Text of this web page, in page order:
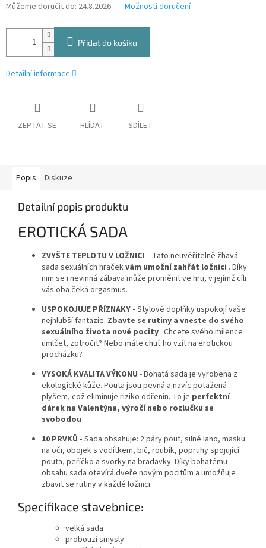
Můžeme doručit do: 24.8.2026 Možnosti doručení
Přidat do košíku
Detailní informace
ZEPTAT SE HLÍDAT SDÍLET
Popis Diskuze
Detailní popis produktu
EROTICKÁ SADA
ZVYŠTE TEPLOTU V LOŽNICI – Tato neuvěřitelně žhavá
sada sexuálních hračekvám umožní zahřát ložnici . Díky
nim se i nevinná zábava může proměnit ve hru, v jejímž cíli
vás oba čeká orgasmus.
USPOKOJUJE PŘÍZNAKY - Stylové doplňky uspokojí vaše
nejhlubší fantazie. Zbavte se rutiny a vneste do svého
sexuálního života nové pocity . Chcete svého milence
umlčet, zotročit? Nebo máte chuť ho vzít na erotickou
procházku?
VYSOKÁ KVALITA VÝKONU - Bohatá sada je vyrobena z
ekologické kůže. Pouta jsou pevná a navíc potažená
plyšem, což eliminuje riziko odřenin. To je perfektní
dárek na Valentýna, výročí nebo rozlučku se
svobodou .
10 PRVKŮ - Sada obsahuje: 2 páry pout, silné lano, masku
na oči, obojek s vodítkem, bič, roubík, popruhy spojující
pouta, peříčko a svorky na bradavky. Díky bohatému
obsahu sada otevírá dveře novým pocitům a umožňuje
zbavit se rutiny v každé ložnici.
Specifikace stavebnice:
velká sada
probouzí smysly